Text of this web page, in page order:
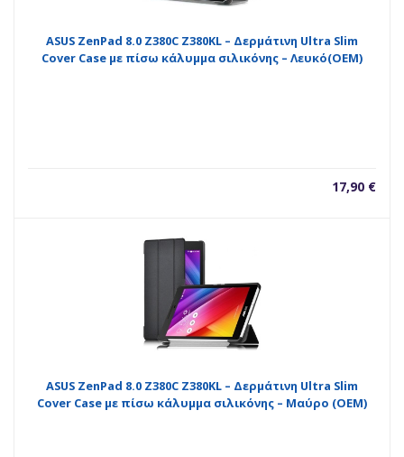
ASUS ZenPad 8.0 Z380C Z380KL – Δερμάτινη Ultra Slim
Cover Case με πίσω κάλυμμα σιλικόνης – Λευκό(OEM)
17,90 €
ASUS ZenPad 8.0 Z380C Z380KL – Δερμάτινη Ultra Slim
Cover Case με πίσω κάλυμμα σιλικόνης – Μαύρο (OEM)